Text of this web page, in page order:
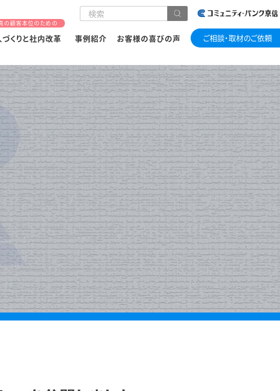
の顧客本位のための
づくりと社内改革 事例紹介 お客様の喜びの声 ご相談・取材のご依頼